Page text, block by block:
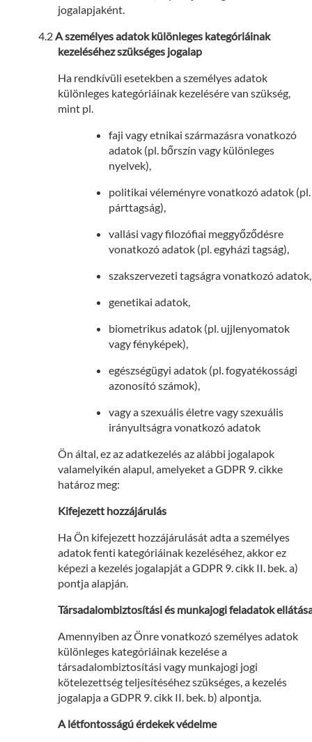
jogalapjaként.
A személyes adatok különleges kategóriáinak
kezeléséhez szükséges jogalap
Ha rendkívüli esetekben a személyes adatok
különleges kategóriáinak kezelésére van szükség,
mint pl.
faji vagy etnikai származásra vonatkozó
adatok (pl. bőrszín vagy különleges
nyelvek),
politikai véleményre vonatkozó adatok (pl.
párttagság),
vallási vagy filozófiai meggyőződésre
vonatkozó adatok (pl. egyházi tagság),
szakszervezeti tagságra vonatkozó adatok,
genetikai adatok,
biometrikus adatok (pl. ujjlenyomatok
vagy fényképek),
egészségügyi adatok (pl. fogyatékossági
azonosító számok),
vagy a szexuális életre vagy szexuális
irányultságra vonatkozó adatok
Ön által, ez az adatkezelés az alábbi jogalapok
valamelyikén alapul, amelyeket a GDPR 9. cikke
határoz meg:
Kifejezett hozzájárulás
Ha Ön kifejezett hozzájárulását adta a személyes
adatok fenti kategóriáinak kezeléséhez, akkor ez
képezi a kezelés jogalapját a GDPR 9. cikk II. bek. a)
pontja alapján.
Társadalombiztosítási és munkajogi feladatok
Amennyiben az Önre vonatkozó személyes adatok
különleges kategóriáinak kezelése a
társadalombiztosítási vagy munkajogi jogi
kötelezettség teljesítéséhez szükséges, a kezelés
jogalapja a GDPR 9. cikk II. bek. b) alpontja.
A létfontosságú érdekek védelme